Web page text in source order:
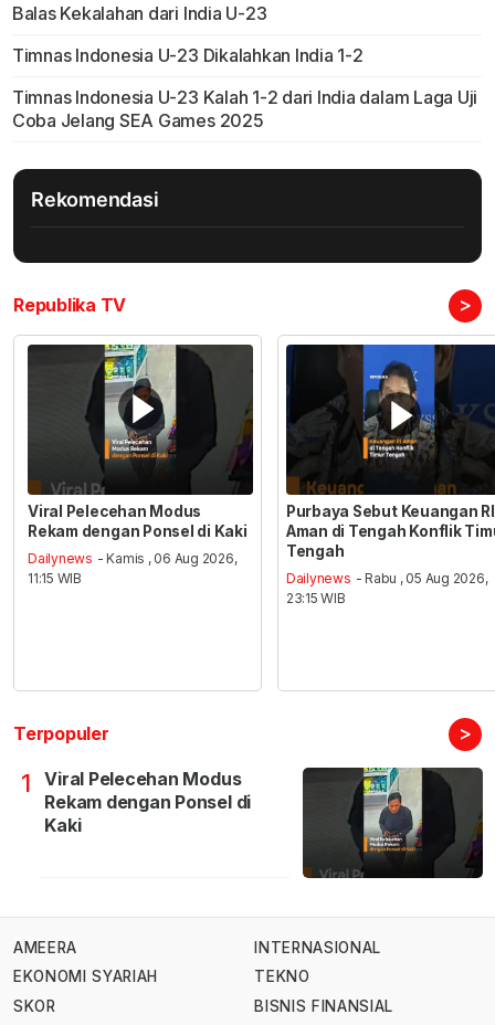
Balas Kekalahan dari India U-23
Timnas Indonesia U-23 Dikalahkan India 1-2
Timnas Indonesia U-23 Kalah 1-2 dari India dalam Laga Uji
Coba Jelang SEA Games 2025
Rekomendasi
Republika TV >
Viral Pelecehan Modus
Rekam dengan Ponsel di Kaki
Dailynews - Kamis , 06 Aug 2026,
11:15 WIB
Purbaya Sebut Keuangan RI
Aman di Tengah Konflik
Tengah
Dailynews - Rabu , 05 Aug 2026,
23:15 WIB
Terpopuler >
1
Viral Pelecehan Modus
Rekam dengan Ponsel di
Kaki
AMEERA
EKONOMI SYARIAH
SKOR
INTERNASIONAL
TEKNO
BISNIS FINANSIAL